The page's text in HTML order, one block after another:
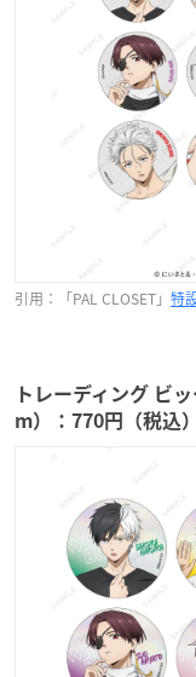
引用：「PAL CLOSET」 特
トレーディング ビ
m）：770円（税込）